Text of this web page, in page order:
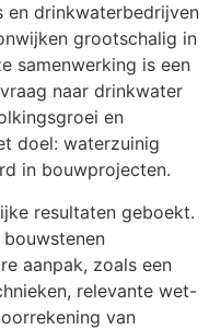
en drinkwaterbedrijven
grootschalig in
samenwerking is een
naar drinkwater
en
doel: waterzuinig
in bouwprojecten.
resultaten geboekt.
aanpak, zoals een
relevante wet-
van